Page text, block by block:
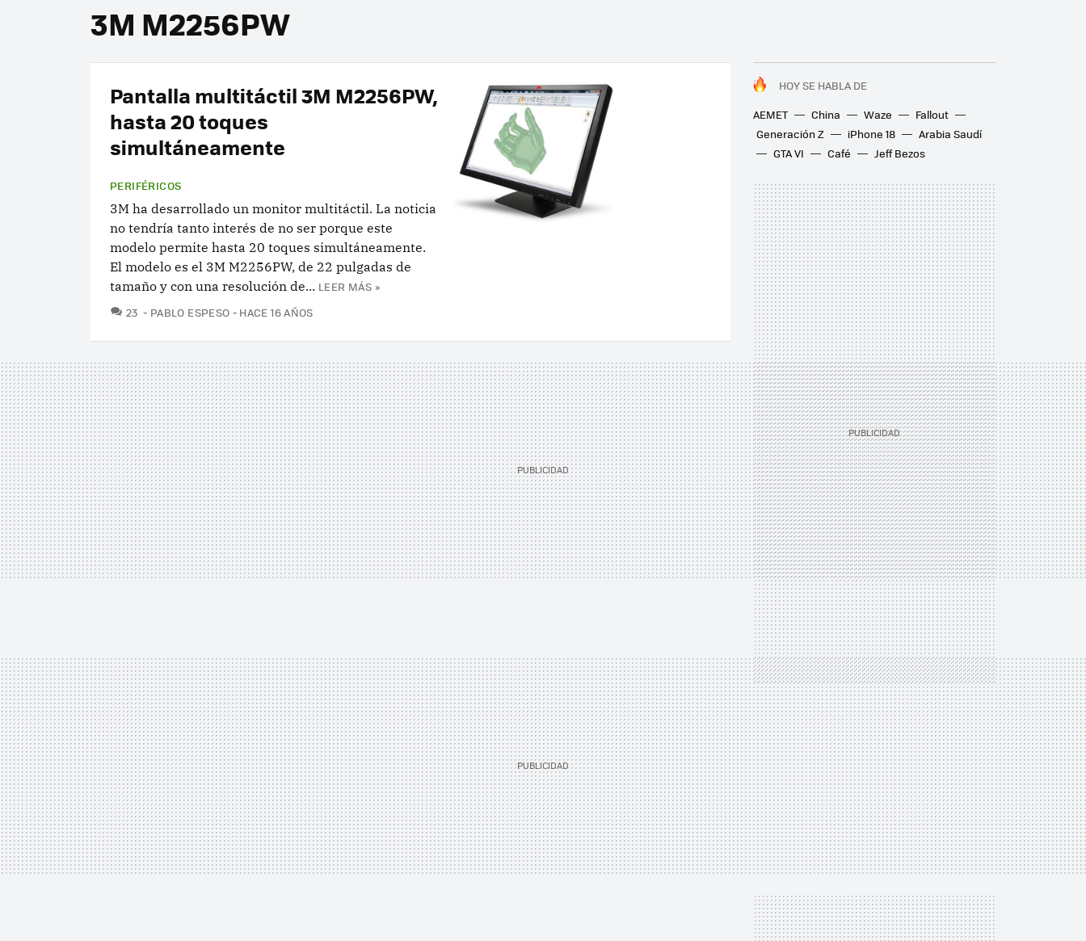
3M M2256PW
HOY SE HABLA DE
AEMET
China Waze
Fallout
Generación Z
iPhone 18
Arabia Saudí
GTA VI
Café Jeff Bezos
Pantalla multitáctil 3M M2256PW,
hasta 20 toques
simultáneamente
PERIFÉRICOS
3M ha desarrollado un monitor multitáctil. La noticia
no tendría tanto interés de no ser porque este
modelo permite hasta 20 toques simultáneamente.
El modelo es el 3M M2256PW, de 22 pulgadas de
tamaño y con una resolución de... LEER MÁS »
23 COMENTARIOS
PABLO ESPESO HACE 16 AÑOS